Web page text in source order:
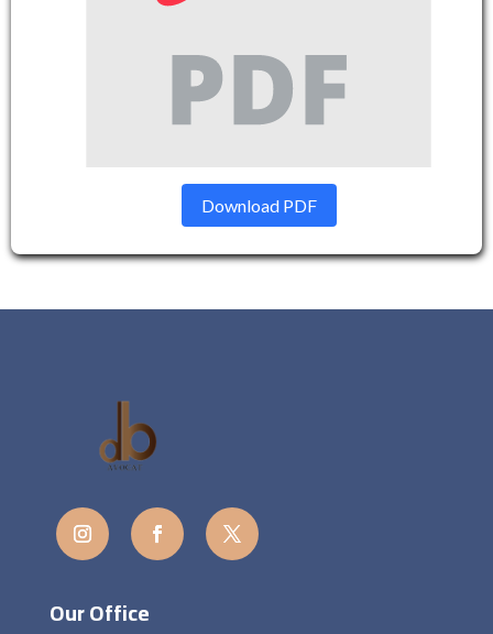
Download PDF
Our Office